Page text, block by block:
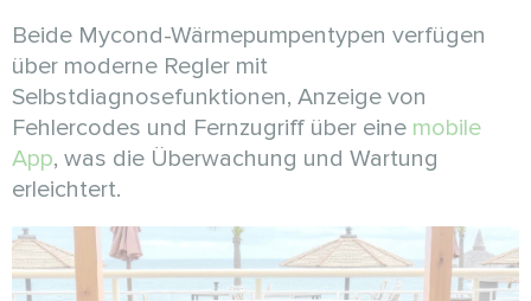
Beide Mycond-Wärmepumpentypen verfügen
über moderne Regler mit
Selbstdiagnosefunktionen, Anzeige von
Fehlercodes und Fernzugriff über eine mobile
App, was die Überwachung und Wartung
erleichtert.